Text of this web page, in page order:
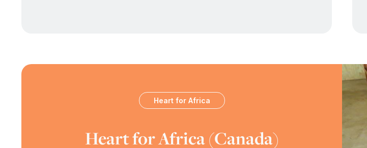
Heart for Africa
:
Heart for Africa (Canada)